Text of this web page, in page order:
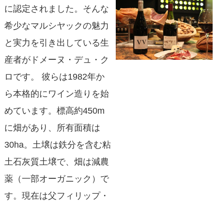
に認定されました。そんな
希少なマルシヤックの魅力
と実力を引き出している生
産者がドメーヌ・デュ・ク
ロです。 彼らは1982年か
ら本格的にワイン造りを始
めています。標高約450m
に畑があり、所有面積は
30ha。土壌は鉄分を含む粘
土石灰質土壌で、畑は減農
薬（一部オーガニック）で
す。現在は父フィリップ・